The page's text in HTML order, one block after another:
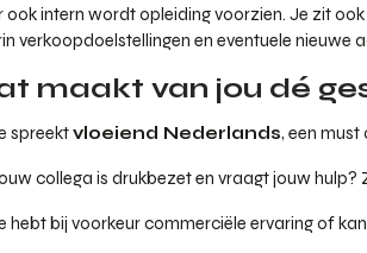
ook intern wordt opleiding voorzien. Je zit
verkoopdoelstellingen en eventuele nieuwe
maakt van jou dé
spreektvloeiend Nederlands, een
collega is drukbezet en vraagt jouw hulp?
hebt bij voorkeur commerciële ervaring of